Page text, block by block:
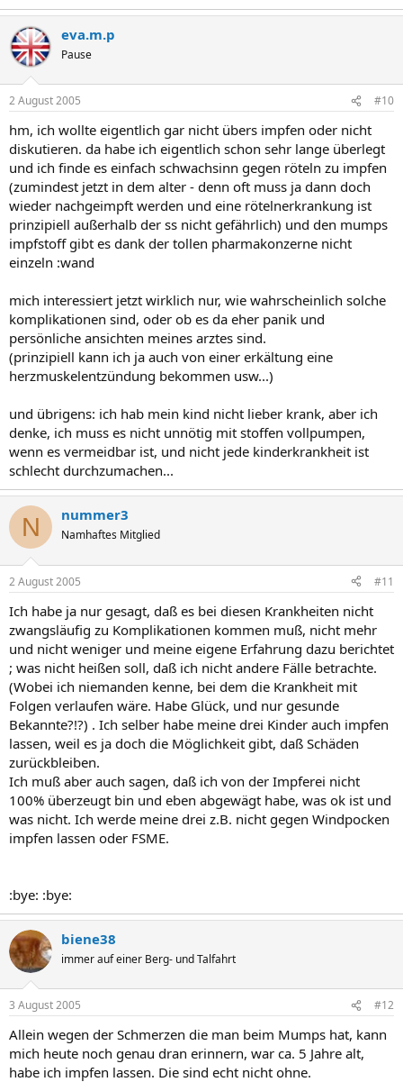
eva.m.p
Pause
2 August 2005 #10
hm, ich wollte eigentlich gar nicht übers impfen oder nicht
diskutieren. da habe ich eigentlich schon sehr lange überlegt
und ich finde es einfach schwachsinn gegen röteln zu impfen
(zumindest jetzt in dem alter - denn oft muss ja dann doch
wieder nachgeimpft werden und eine rötelnerkrankung ist
prinzipiell außerhalb der ss nicht gefährlich) und den mumps
impfstoff gibt es dank der tollen pharmakonzerne nicht
einzeln :wand
mich interessiert jetzt wirklich nur, wie wahrscheinlich solche
komplikationen sind, oder ob es da eher panik und
persönliche ansichten meines arztes sind.
(prinzipiell kann ich ja auch von einer erkältung eine
herzmuskelentzündung bekommen usw...)
und übrigens: ich hab mein kind nicht lieber krank, aber ich
denke, ich muss es nicht unnötig mit stoffen vollpumpen,
wenn es vermeidbar ist, und nicht jede kinderkrankheit ist
schlecht durchzumachen...
N nummer3
Namhaftes Mitglied
2 August 2005 #11
Ich habe ja nur gesagt, daß es bei diesen Krankheiten nicht
zwangsläufig zu Komplikationen kommen muß, nicht mehr
und nicht weniger und meine eigene Erfahrung dazu berichtet
; was nicht heißen soll, daß ich nicht andere Fälle betrachte.
(Wobei ich niemanden kenne, bei dem die Krankheit mit
Folgen verlaufen wäre. Habe Glück, und nur gesunde
Bekannte?!?) . Ich selber habe meine drei Kinder auch impfen
lassen, weil es ja doch die Möglichkeit gibt, daß Schäden
zurückbleiben.
Ich muß aber auch sagen, daß ich von der Impferei nicht
100% überzeugt bin und eben abgewägt habe, was ok ist und
was nicht. Ich werde meine drei z.B. nicht gegen Windpocken
impfen lassen oder FSME.
:bye: :bye:
biene38
immer auf einer Berg- und Talfahrt
3 August 2005 #12
Allein wegen der Schmerzen die man beim Mumps hat, kann
mich heute noch genau dran erinnern, war ca. 5 Jahre alt,
habe ich impfen lassen. Die sind echt nicht ohne.